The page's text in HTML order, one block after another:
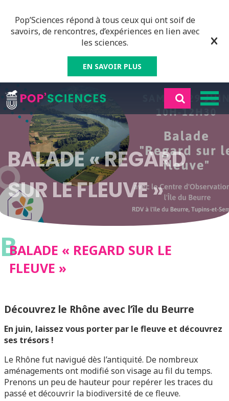
Pop’Sciences répond à tous ceux qui ont soif de
savoirs, de rencontres, d’expériences en lien avec
les sciences.
EN SAVOIR PLUS
BALADE « REGARD
SUR LE FLEUVE »
BBALADE « REGARD SUR LE
FLEUVE »
Découvrez le Rhône avec l’île du Beurre
En juin, laissez vous porter par le fleuve et découvrez
ses trésors !
Le Rhône fut navigué dès l’antiquité. De nombreux
aménagements ont modifié son visage au fil du temps.
Prenons un peu de hauteur pour repérer les traces du
passé et découvrir la biodiversité de ce fleuve.